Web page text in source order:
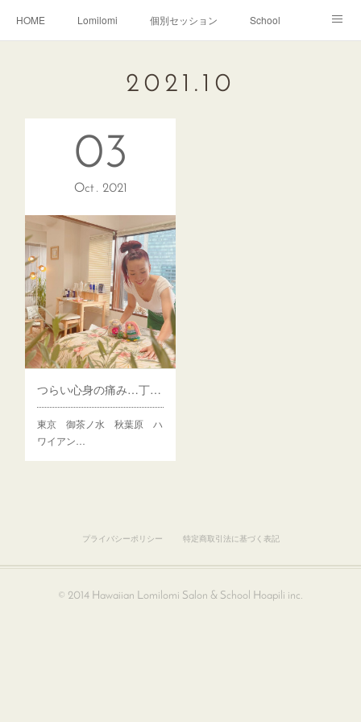
HOME Lomilomi 個別セッション School
2021 . 10
03
Oct 2021
つらい心身の痛み…丁寧に根気強く寄り添う
東京 御茶ノ水 秋葉原 ハ
ワイアン…
プライバシーポリシー 特定商取引法に基づく表記
© 2014 Hawaiian Lomilomi Salon & School Hoapili inc.